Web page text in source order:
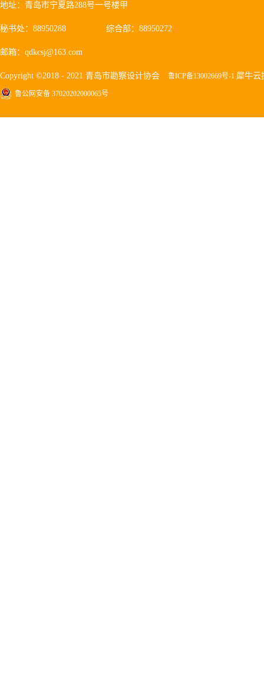
地址：青岛市宁夏路288号一号楼甲
秘书处：88950288 综合部：88950272
邮箱：qdkcsj@163.com
Copyright ©2018 - 2021 青岛市勘察设计协会 鲁ICP备13002669号-1 犀牛云
鲁公网安备 37020202000065号